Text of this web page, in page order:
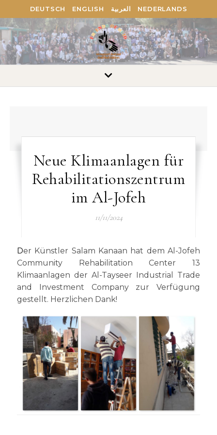
DEUTSCH ENGLISH العربية NEDERLANDS
Neue Klimaanlagen für
Rehabilitationszentrum
im Al-Jofeh
11/11/2024
Der Künstler Salam Kanaan hat dem Al-Jofeh
Community Rehabilitation Center 13
Klimaanlagen der Al-Tayseer Industrial Trade
and Investment Company zur Verfügung
gestellt. Herzlichen Dank!